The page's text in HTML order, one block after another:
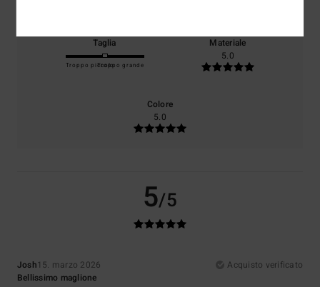
Taglia
Troppo piccoloTroppo grande
Materiale
5.0
Colore
5.0
5/5
Josh15. marzo 2026
Acquisto verificato
Bellissimo maglione